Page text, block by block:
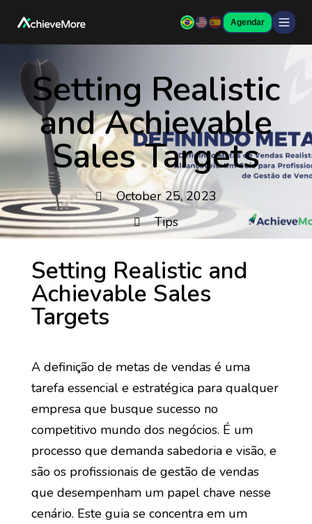
Agendar
Setting Realistic
and Achievable
Sales Targets
October 25, 2023
Tips
Setting Realistic and
Achievable Sales
Targets
A definição de metas de vendas é uma
tarefa essencial e estratégica para qualquer
empresa que busque sucesso no
competitivo mundo dos negócios. É um
processo que demanda sabedoria e visão, e
são os profissionais de gestão de vendas
que desempenham um papel chave nesse
cenário. Este guia se concentra em um